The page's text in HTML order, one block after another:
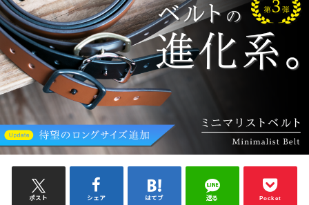
ポスト シェア はてブ 送る Pocket